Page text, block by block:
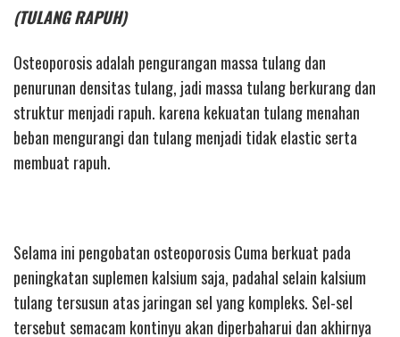
(TULANG RAPUH)
Osteoporosis adalah pengurangan massa tulang dan
penurunan densitas tulang, jadi massa tulang berkurang dan
struktur menjadi rapuh. karena kekuatan tulang menahan
beban mengurangi dan tulang menjadi tidak elastic serta
membuat rapuh.
Selama ini pengobatan osteoporosis Cuma berkuat pada
peningkatan suplemen kalsium saja, padahal selain kalsium
tulang tersusun atas jaringan sel yang kompleks. Sel-sel
tersebut semacam kontinyu akan diperbaharui dan akhirnya